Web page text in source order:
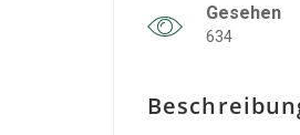
Gesehen
634